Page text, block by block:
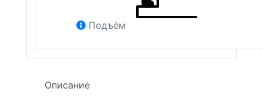
Подъём
Описание